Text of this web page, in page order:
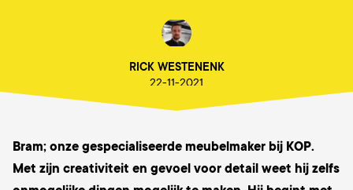
RICK WESTENENK
22-11-2021
Bram; onze gespecialiseerde meubelmaker bij KOP.
Met zijn creativiteit en gevoel voor detail weet hij zelfs